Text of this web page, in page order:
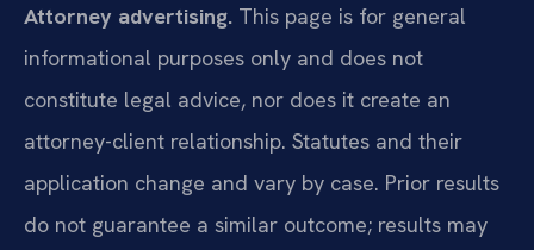
Attorney advertising. This page is for general
informational purposes only and does not
constitute legal advice, nor does it create an
attorney-client relationship. Statutes and their
application change and vary by case. Prior results
do not guarantee a similar outcome; results may